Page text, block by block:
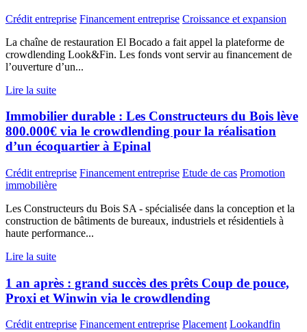
Crédit entreprise Financement entreprise Croissance et expansion
La chaîne de restauration El Bocado a fait appel la plateforme de
crowdlending Look&Fin. Les fonds vont servir au financement de
l’ouverture d’un...
Lire la suite
Immobilier durable : Les Constructeurs du Bois lève
800.000€ via le crowdlending pour la réalisation
d’un écoquartier à Epinal
Crédit entreprise Financement entreprise Etude de cas Promotion
immobilière
Les Constructeurs du Bois SA - spécialisée dans la conception et la
construction de bâtiments de bureaux, industriels et résidentiels à
haute performance...
Lire la suite
1 an après : grand succès des prêts Coup de pouce,
Proxi et Winwin via le crowdlending
Crédit entreprise Financement entreprise Placement Lookandfin